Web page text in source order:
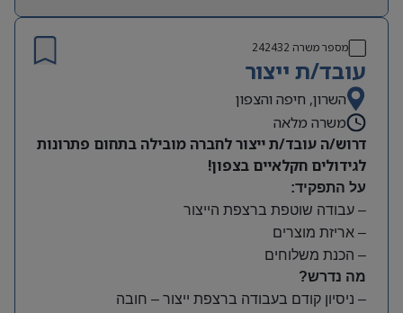
שעות נוספות לפי צורך
תנאים:
סיבוס
קרן השתלמות
מספר משרה 242432
עובד/ת ייצור
השרון, חיפה והצפון
משרה מלאה
דרוש/ה עובד/ת ייצור לחברה מובילה בתחום פתרונות
לגידולים חקלאיים בצפון!
על התפקיד:
– עבודה שוטפת ברצפת הייצור
– אריזת מוצרים
– הכנת משלוחים
מה נדרש?
– ניסיון קודם בעבודה ברצפת ייצור – חובה